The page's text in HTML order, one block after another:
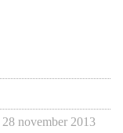
28 november 2013